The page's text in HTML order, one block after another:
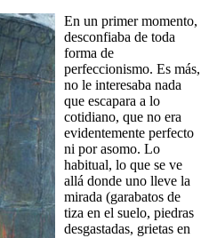
En un primer momento,
desconfiaba de toda
forma de
perfeccionismo. Es más,
no le interesaba nada
que escapara a lo
cotidiano, que no era
evidentemente perfecto
ni por asomo. Lo
habitual, lo que se ve
allá donde uno lleve la
mirada (garabatos de
tiza en el suelo, piedras
desgastadas, grietas en